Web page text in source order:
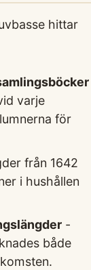
hittar
varje
för
från 1642
i hushållen
-
både